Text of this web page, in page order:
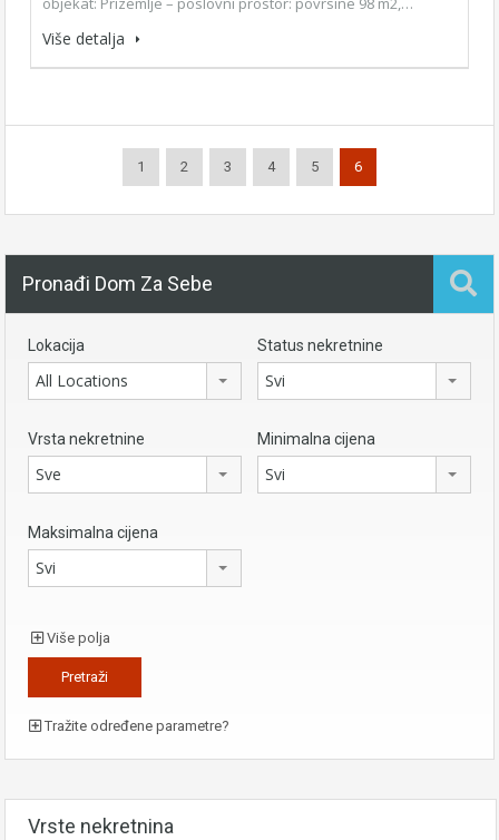
Više detalja
1 2 3 4 5 6
Pronađi Dom Za Sebe
Lokacija
All Locations
Status nekretnine
Svi
Vrsta nekretnine
Sve
Minimalna cijena
Svi
Maksimalna cijena
Svi
Više polja
Tražite određene parametre?
Vrste nekretnina